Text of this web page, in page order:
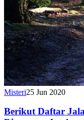
Misteri25 Jun 2020
Berikut Daftar